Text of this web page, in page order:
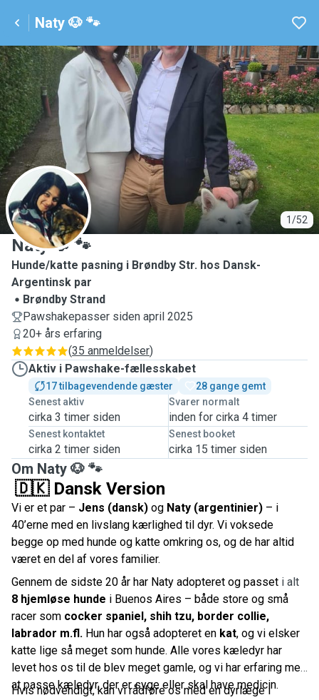
Naty 🐶 🐾
1/52
N
Naty 🐶 🐾
Hunde/katte pasning i Brøndby Str. hos Dansk-
Argentinsk par
Brøndby Strand
Pawshakepasser siden april 2025
20+ års erfaring
(35 anmeldelser)
Aktiv i Pawshake-fællesskabet
17 tilbagevendende gæster
28 gange gemt
Senest aktiv
cirka 3 timer siden
Svarer normalt
inden for cirka 4 timer
Senest kontaktet
cirka 2 timer siden
Senest booket
cirka 15 timer siden
Om Naty 🐶 🐾
🇩🇰 Dansk Version
Vi er et par – Jens (dansk) og Naty (argentinier) – i
40’erne med en livslang kærlighed til dyr. Vi voksede
begge op med hunde og katte omkring os, og de har altid
været en del af vores familier.
Gennem de sidste 20 år har Naty adopteret og passet i alt
8 hjemløse hunde i Buenos Aires – både store og små
racer som cocker spaniel, shih tzu, border collie,
labrador m.fl. Hun har også adopteret en kat, og vi elsker
katte lige så meget som hunde. Alle vores kæledyr har
levet hos os til de blev meget gamle, og vi har erfaring med
at passe kæledyr, der er syge eller skal have medicin.
Hvis nødvendigt, kan vi rådføre os med en dyrlæge i